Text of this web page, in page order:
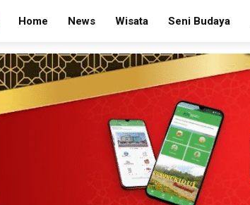
Home News Wisata Seni Budaya